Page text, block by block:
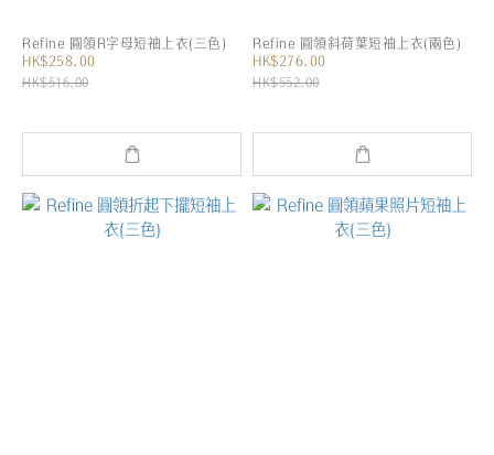
Refine 圓領R字母短袖上衣(三色)
HK$258.00
HK$516.00
Refine 圓領斜荷葉短袖上衣(兩色)
HK$276.00
HK$552.00